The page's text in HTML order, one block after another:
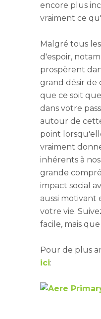
encore plus
vraiment ce
Malgré tous
d'espoir,
prospèrent
grand désir de
que ce soit
dans votre
autour de
point
vraiment
inhérents à
grande
impact social
aussi motivant
votre vie.
facile, mais
Pour de plus
ici: